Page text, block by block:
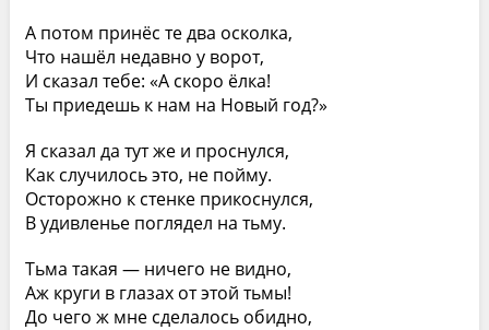
А потом принёс те два осколка,
Что нашёл недавно у ворот,
И сказал тебе: «А скоро ёлка!
Ты приедешь к нам на Новый год?»
Я сказал да тут же и проснулся,
Как случилось это, не пойму.
Осторожно к стенке прикоснулся,
В удивленье поглядел на тьму.
Тьма такая — ничего не видно,
Аж круги в глазах от этой тьмы!
До чего ж мне сделалось обидно,